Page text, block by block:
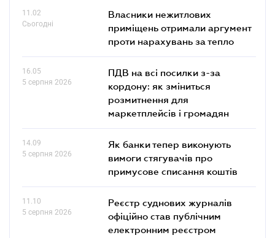
11.02
Сьогодні
Власники нежитлових
приміщень отримали аргумент
проти нарахувань за тепло
16.05
5 серпня 2026
ПДВ на всі посилки з-за
кордону: як зміниться
розмитнення для
маркетплейсів і громадян
14.09
5 серпня 2026
Як банки тепер виконують
вимоги стягувачів про
примусове списання коштів
11.10
5 серпня 2026
Реєстр суднових журналів
офіційно став публічним
електронним реєстром